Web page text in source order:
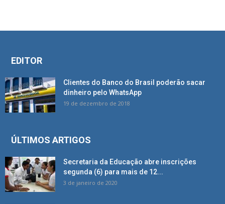
EDITOR
Clientes do Banco do Brasil poderão sacar
dinheiro pelo WhatsApp
19 de dezembro de 2018
ÚLTIMOS ARTIGOS
Secretaria da Educação abre inscrições
segunda (6) para mais de 12...
3 de janeiro de 2020